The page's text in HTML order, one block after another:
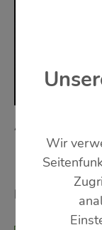
ASCHBACH -
19:30 UHR BIS
1.
knowledge.
Wir